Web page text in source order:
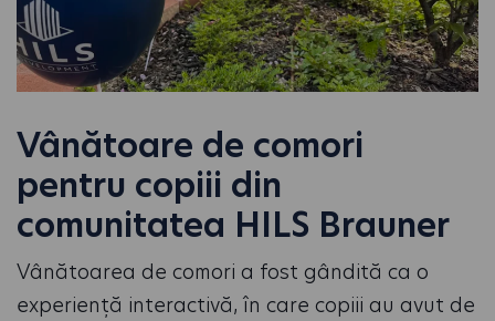
Vânătoare de comori
pentru copiii din
comunitatea HILS Brauner
Vânătoarea de comori a fost gândită ca o
experiență interactivă, în care copiii au avut de